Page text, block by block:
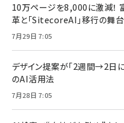
10万ページを8,000に激減！
革と「SitecoreAI」移行の舞
7月29日 7:05
デザイン提案が「2週間→2日
のAI活用法
7月28日 7:05